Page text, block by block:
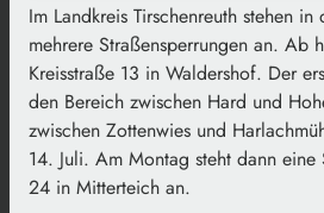
Im Landkreis Tirschenreuth stehen in
mehrere Straßensperrungen an. Ab
Kreisstraße 13 in Waldershof. Der
den Bereich zwischen Hard und
zwischen Zottenwies und
14. Juli. Am Montag steht dann eine
24 in Mitterteich an.